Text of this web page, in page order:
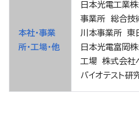
本社・事業
所・工場・他
日本光電工業
事業所 総合技
川本事業所 東
日本光電富岡
工場 株式会社
バイオテスト研